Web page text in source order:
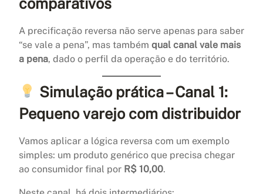
A precificação reversa não serve apenas para saber
“se vale a pena”, mas também qual canal vale mais
a pena, dado o perfil da operação e do território.
Simulação prática – Canal 1:
Pequeno varejo com distribuidor
Vamos aplicar a lógica reversa com um exemplo
simples: um produto genérico que precisa chegar
ao consumidor final por R$ 10,00.